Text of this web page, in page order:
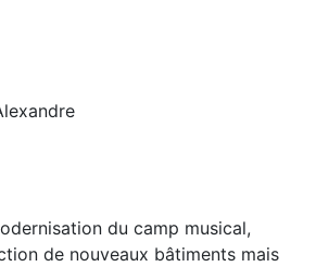
du camp musical,
de nouveaux bâtiments mais